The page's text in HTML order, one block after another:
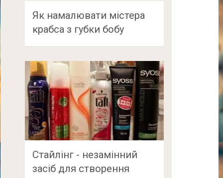
Як намалювати містера
крабса з губки бобу
Стайлінг - незамінний
засіб для створення